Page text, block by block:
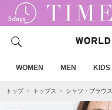
WOMEN MEN KIDS
トップ トップス シャツ・ブラウス